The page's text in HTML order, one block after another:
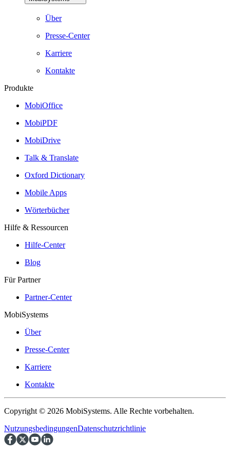
Über
Presse-Center
Karriere
Kontakte
Produkte
MobiOffice
MobiPDF
MobiDrive
Talk & Translate
Oxford Dictionary
Mobile Apps
Wörterbücher
Hilfe & Ressourcen
Hilfe-Center
Blog
Für Partner
Partner-Center
MobiSystems
Über
Presse-Center
Karriere
Kontakte
Copyright © 2026 MobiSystems. Alle Rechte vorbehalten.
NutzungsbedingungenDatenschutzrichtlinie